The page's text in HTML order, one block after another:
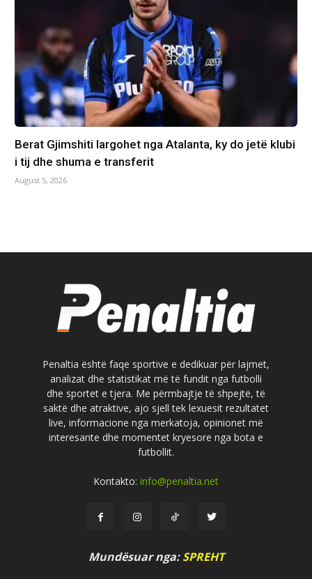
Berat Gjimshiti largohet nga Atalanta, ky do jetë klubi
i tij dhe shuma e transferit
August 5, 2026
Penaltia është faqe sportive e dedikuar për lajmet,
analizat dhe statistikat më të fundit nga futbolli
dhe sportet e tjera. Me përmbajtje të shpejtë, të
saktë dhe atraktive, ajo sjell tek lexuesit rezultatet
live, informacione nga merkatoja, opinionet më
interesante dhe momentet kryesore nga bota e
futbollit.
Kontakto: info@penaltia.net
Mundësuar nga:SPREHT